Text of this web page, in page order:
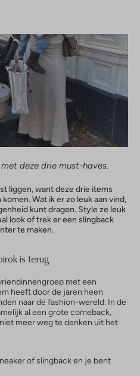
deze drie must-haves.
liggen, want deze drie items
Wat ik er zo leuk aan vind,
kunt dragen. Style ze leuk
look of trek er een slingback
te maken.
is terug
met een
heeft door de jaren heen
naar de fashion-wereld. In de
al een grote comeback,
meer weg te denken uit het
of slingback en je bent